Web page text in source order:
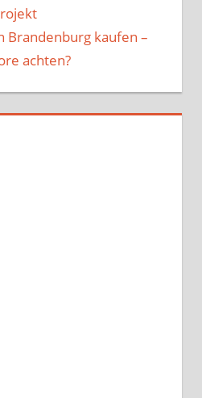
Brandenburg kaufen –
achten?